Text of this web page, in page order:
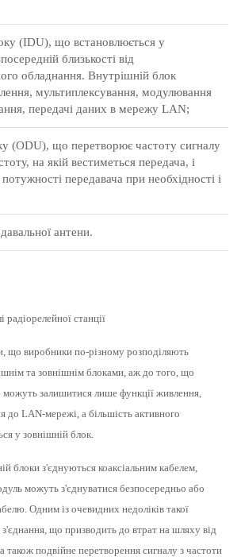
(IDU), що встановлюється у
близькості від
обладнання. Внутрішній блок
мультиплексування, модулювання
передачі даних в мережу LAN;
(ODU), що перетворює частоту сигналу
на якій вестиметься передача, і
передавача при необхідності і
антени.
що виробники по-різному розподіляють
та зовнішнім блоками, аж до того, що
залишитися лише функції живлення,
до LAN-мережі, а більшість активного
у зовнішній блок.
блоки з'єднуються коаксіальним кабелем,
можуть з'єднуватися безпосередньо або
Одним із очевидних недоліків такої
з'єднання, що призводить до втрат на шляху від
також подвійне перетворення сигналу з частоти